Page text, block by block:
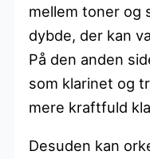
mellem toner og
dybde, der kan
På den anden
som klarinet og
mere kraftfuld
Desuden kan